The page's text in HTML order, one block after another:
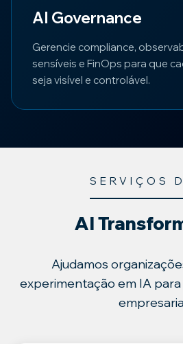
AI Governance
Gerencie compliance,
sensíveis e FinOps para que
seja visível e controlável.
SERVIÇOS
AI
Ajudamos
experimentação em IA